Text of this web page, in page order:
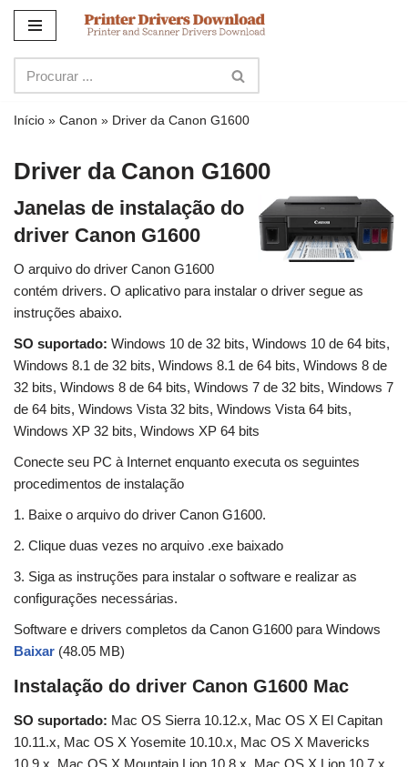
para
o
conteúdo
Início » Canon » Driver da Canon G1600
Driver da Canon G1600
Janelas de instalação do
driver Canon G1600
O arquivo do driver Canon G1600
contém drivers. O aplicativo para instalar o driver segue as
instruções abaixo.
SO suportado: Windows 10 de 32 bits, Windows 10 de 64 bits,
Windows 8.1 de 32 bits, Windows 8.1 de 64 bits, Windows 8 de
32 bits, Windows 8 de 64 bits, Windows 7 de 32 bits, Windows 7
de 64 bits, Windows Vista 32 bits, Windows Vista 64 bits,
Windows XP 32 bits, Windows XP 64 bits
Conecte seu PC à Internet enquanto executa os seguintes
procedimentos de instalação
1. Baixe o arquivo do driver Canon G1600.
2. Clique duas vezes no arquivo .exe baixado
3. Siga as instruções para instalar o software e realizar as
configurações necessárias.
Software e drivers completos da Canon G1600 para Windows
Baixar (48.05 MB)
Instalação do driver Canon G1600 Mac
SO suportado: Mac OS Sierra 10.12.x, Mac OS X El Capitan
10.11.x, Mac OS X Yosemite 10.10.x, Mac OS X Mavericks